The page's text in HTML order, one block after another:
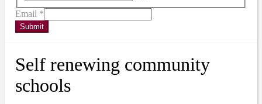
Email *
Submit
Self renewing community
schools